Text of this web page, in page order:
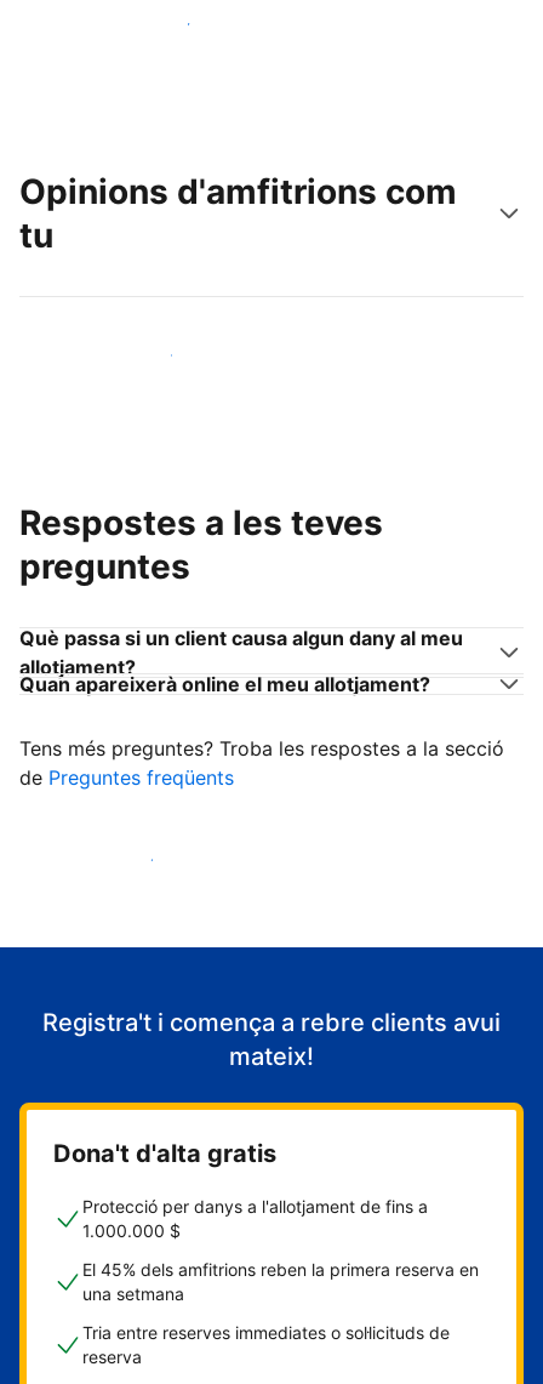
Arriba a nous clients avui mateix
Opinions d'amfitrions com
tu
Uneix-te a amfitrions com tu
Respostes a les teves
preguntes
Què passa si un client causa algun dany al meu
allotjament?
Quan apareixerà online el meu allotjament?
Tens més preguntes? Troba les respostes a la secció
de Preguntes freqüents
Comença a rebre clients
Registra't i comença a rebre clients avui
mateix!
Dona't d'alta gratis
Protecció per danys a l'allotjament de fins a
1.000.000 $
El 45% dels amfitrions reben la primera reserva en
una setmana
Tria entre reserves immediates o sol·licituds de
reserva